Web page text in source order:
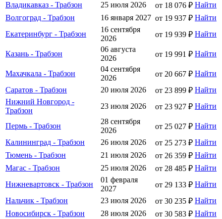
Владикавказ - Трабзон
25 июля 2026 от 18 076 ₽ Найти
Волгоград - Трабзон
16 января 2027 от 19 937 ₽ Найти
Екатеринбург - Трабзон
16 сентября
2026
от 19 939 ₽ Найти
Казань - Трабзон
06 августа
2026
от 19 991 ₽ Найти
Махачкала - Трабзон
04 сентября
2026
от 20 667 ₽ Найти
Саратов - Трабзон
20 июля 2026 от 23 899 ₽ Найти
Нижний Новгород -
Трабзон
23 июля 2026 от 23 927 ₽ Найти
Пермь - Трабзон
28 сентября
2026
от 25 027 ₽ Найти
Калининград - Трабзон
26 июля 2026 от 25 273 ₽ Найти
Тюмень - Трабзон
21 июля 2026 от 26 359 ₽ Найти
Магас - Трабзон
25 июля 2026 от 28 485 ₽ Найти
Нижневартовск - Трабзон
01 февраля
2027
от 29 133 ₽ Найти
Нальчик - Трабзон
23 июля 2026 от 30 235 ₽ Найти
Новосибирск - Трабзон
28 июля 2026 от 30 583 ₽ Найти